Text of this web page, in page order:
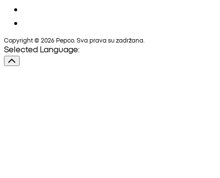
Copyright © 2026 Pepco. Sva prava su zadržana.
Selected Language: